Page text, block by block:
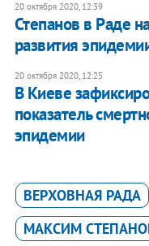
20 октября 2020, 12:39
Степанов в Раде
развития
20 октября 2020, 12:25
В Киеве
показатель
эпидемии
ВЕРХОВНАЯ РАДА
МАКСИМ